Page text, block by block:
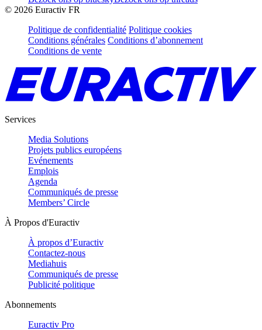
© 2026 Euractiv FR
Politique de confidentialité Politique cookies
Conditions générales Conditions d’abonnement
Conditions de vente
Services
Media Solutions
Projets publics européens
Evénements
Emplois
Agenda
Communiqués de presse
Members’ Circle
À Propos d'Euractiv
À propos d’Euractiv
Contactez-nous
Mediahuis
Communiqués de presse
Publicité politique
Abonnements
Euractiv Pro